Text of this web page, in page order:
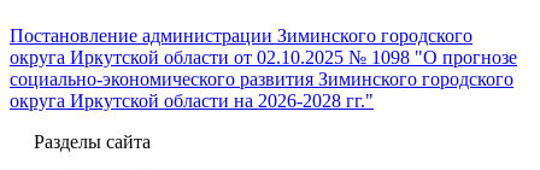
Постановление администрации Зиминского городского
округа Иркутской области от 02.10.2025 № 1098 "О прогнозе
социально-экономического развития Зиминского городского
округа Иркутской области на 2026-2028 гг."
Разделы сайта